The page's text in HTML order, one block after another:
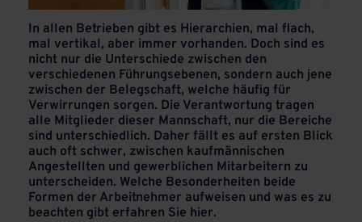
In allen Betrieben gibt es Hierarchien, mal flach,
mal vertikal, aber immer vorhanden. Doch sind es
nicht nur die Unterschiede zwischen den
verschiedenen Führungsebenen, sondern auch jene
zwischen der Belegschaft, welche häufig für
Verwirrungen sorgen. Die Verantwortung tragen
alle Mitglieder dieser Mannschaft, nur die Bereiche
sind unterschiedlich. Daher fällt es auf ersten Blick
auch oft schwer, zwischen kaufmännischen
Angestellten und gewerblichen Mitarbeitern zu
unterscheiden. Welche Besonderheiten beide
Formen der Arbeitnehmer aufweisen und was es zu
beachten gibt erfahren Sie hier.